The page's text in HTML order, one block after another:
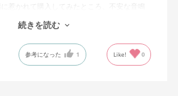
に惹かれて購入してみたところ、不安な音鳴
し座る時と立つ時はカッチョンと音がする。
時に椅子が倒れないように立ち上がると水平
うだ。
をするためのデスクで使用しているためお
シブルな座面が嬉しい。
続きを読む
参考になった 1 Like! 0